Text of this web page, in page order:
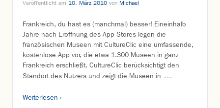
Veröffentlicht am 10. März 2010 von Michael
Frankreich, du hast es (manchmal) besser! Eineinhalb
Jahre nach Eröffnung des App Stores legen die
französischen Museen mit CultureClic eine umfassende,
kostenlose App vor, die etwa 1.300 Museen in ganz
Frankreich erschließt. CultureClic berücksichtigt den
Standort des Nutzers und zeigt die Museen in …
Weiterlesen ›